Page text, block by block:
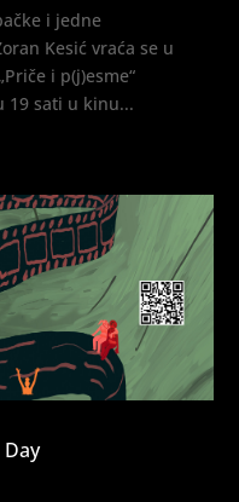
i jedne
Kesić vraća se u
i p(j)esme“
19 sati u kinu...